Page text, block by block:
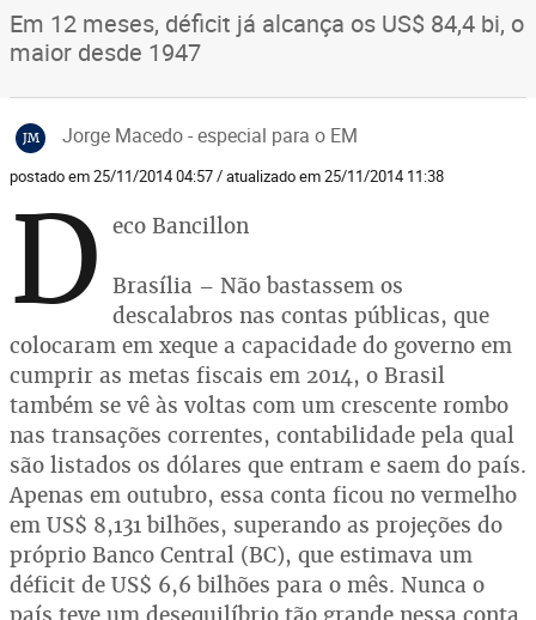
Em 12 meses, déficit já alcança os US$ 84,4 bi, o
maior desde 1947
JM Jorge Macedo - especial para o EM
postado em 25/11/2014 04:57 / atualizado em 25/11/2014 11:38
D eco Bancillon
Brasília – Não bastassem os
descalabros nas contas públicas, que
colocaram em xeque a capacidade do governo em
cumprir as metas fiscais em 2014, o Brasil
também se vê às voltas com um crescente rombo
nas transações correntes, contabilidade pela qual
são listados os dólares que entram e saem do país.
Apenas em outubro, essa conta ficou no vermelho
em US$ 8,131 bilhões, superando as projeções do
próprio Banco Central (BC), que estimava um
déficit de US$ 6,6 bilhões para o mês. Nunca o